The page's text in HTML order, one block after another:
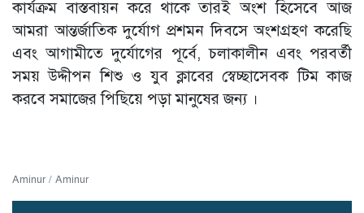
কার্যক্রম বাস্তবায়ন করে থাকে তারই অংশ হিসেবে আজ
আমরা আন্তর্জাতিক দুর্যোগ প্রশমন দিবসে অংশগ্রহণ করেছি
এবং আগামীতে দুর্যোগের পূর্বে, চলাকালীন এবং পরবর্তী
সময় উদ্দীপন শিশু ও যুব ক্লাবের স্বেচ্ছাসেবক টিম কাজ
করবে সমাজের পিছিয়ে পড়া মানুষের জন্য ।
Aminur / Aminur